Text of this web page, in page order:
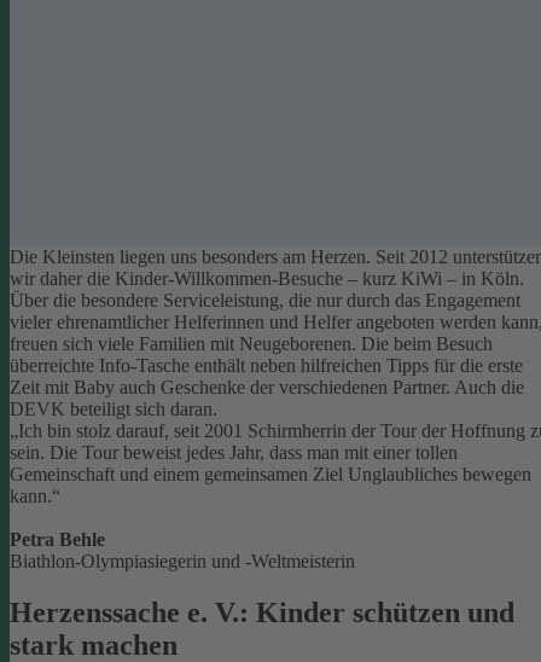
Die Kleinsten liegen uns besonders am Herzen. Seit 2012
wir daher die Kinder-Willkommen-Besuche – kurz KiWi – in Köln.
Über die besondere Serviceleistung, die nur durch das Engagement
vieler ehrenamtlicher Helferinnen und Helfer angeboten werden
freuen sich viele Familien mit Neugeborenen. Die beim Besuch
überreichte Info-Tasche enthält neben hilfreichen Tipps für die erste
Zeit mit Baby auch Geschenke der verschiedenen Partner. Auch die
DEVK beteiligt sich daran.
„Ich bin stolz darauf, seit 2001 Schirmherrin der Tour der Hoffnung
sein. Die Tour beweist jedes Jahr, dass man mit einer tollen
Gemeinschaft und einem gemeinsamen Ziel Unglaubliches bewegen
kann.“
Petra Behle
Biathlon-Olympiasiegerin und -Weltmeisterin
Herzenssache e. V.: Kinder schützen und
stark machen